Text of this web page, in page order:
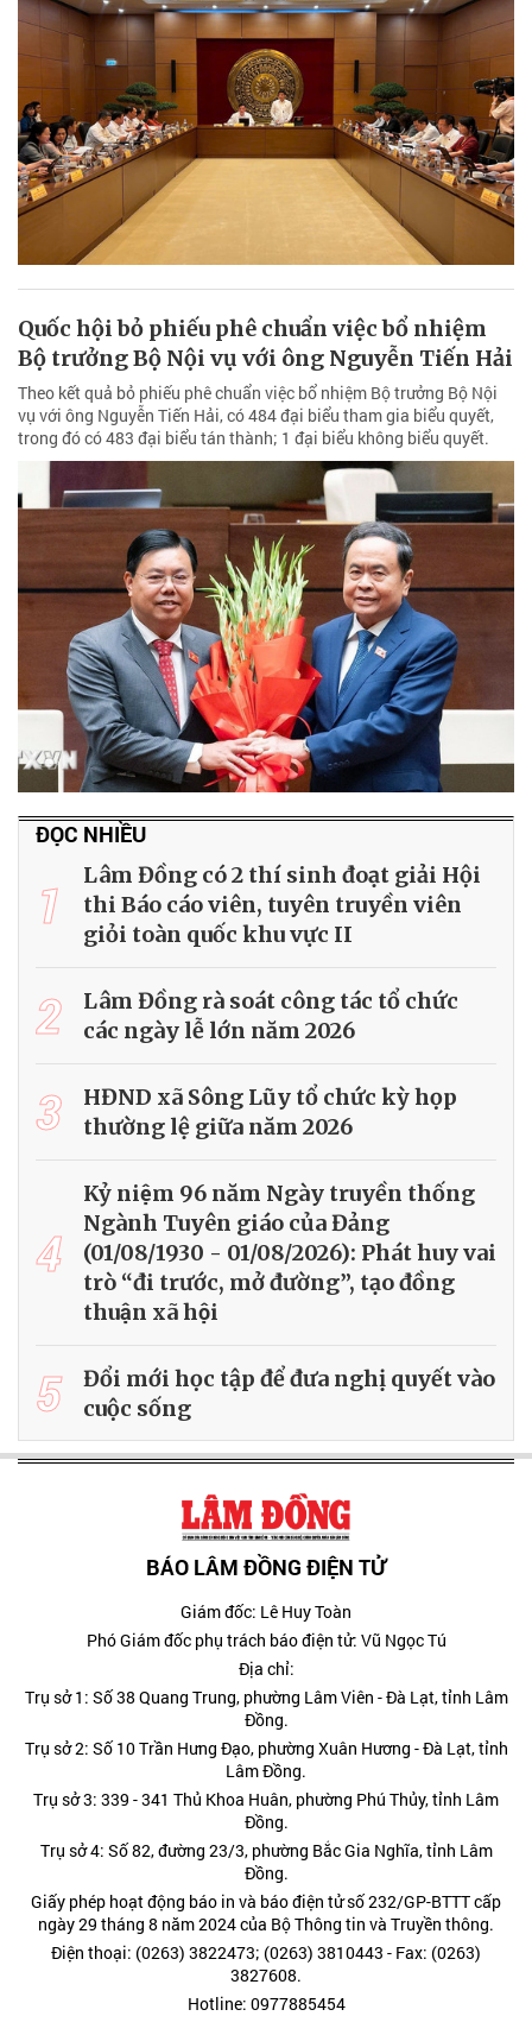
Quốc hội bỏ phiếu phê chuẩn việc bổ nhiệm
Bộ trưởng Bộ Nội vụ với ông Nguyễn Tiến Hải
Theo kết quả bỏ phiếu phê chuẩn việc bổ nhiệm Bộ trưởng Bộ Nội
vụ với ông Nguyễn Tiến Hải, có 484 đại biểu tham gia biểu quyết,
trong đó có 483 đại biểu tán thành; 1 đại biểu không biểu quyết.
ĐỌC NHIỀU
1
Lâm Đồng có 2 thí sinh đoạt giải Hội
thi Báo cáo viên, tuyên truyền viên
giỏi toàn quốc khu vực II
2
Lâm Đồng rà soát công tác tổ chức
các ngày lễ lớn năm 2026
3
HĐND xã Sông Lũy tổ chức kỳ họp
thường lệ giữa năm 2026
4
Kỷ niệm 96 năm Ngày truyền thống
Ngành Tuyên giáo của Đảng
(01/08/1930 - 01/08/2026): Phát huy vai
trò “đi trước, mở đường”, tạo đồng
thuận xã hội
5
Đổi mới học tập để đưa nghị quyết vào
cuộc sống
BÁO LÂM ĐỒNG ĐIỆN TỬ
Giám đốc: Lê Huy Toàn
Phó Giám đốc phụ trách báo điện tử: Vũ Ngọc Tú
Địa chỉ:
Trụ sở 1: Số 38 Quang Trung, phường Lâm Viên - Đà Lạt, tỉnh Lâm
Đồng.
Trụ sở 2: Số 10 Trần Hưng Đạo, phường Xuân Hương - Đà Lạt, tỉnh
Lâm Đồng.
Trụ sở 3: 339 - 341 Thủ Khoa Huân, phường Phú Thủy, tỉnh Lâm
Đồng.
Trụ sở 4: Số 82, đường 23/3, phường Bắc Gia Nghĩa, tỉnh Lâm
Đồng.
Giấy phép hoạt động báo in và báo điện tử số 232/GP-BTTT cấp
ngày 29 tháng 8 năm 2024 của Bộ Thông tin và Truyền thông.
Điện thoại: (0263) 3822473; (0263) 3810443 - Fax: (0263)
3827608.
Hotline: 0977885454